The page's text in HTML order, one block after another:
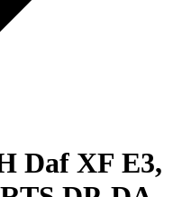
Daf XF E3,